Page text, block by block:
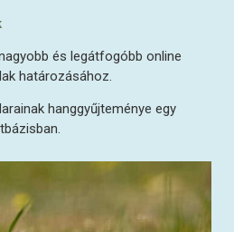
és legátfogóbb online
határozásához.
hanggyűjteménye egy